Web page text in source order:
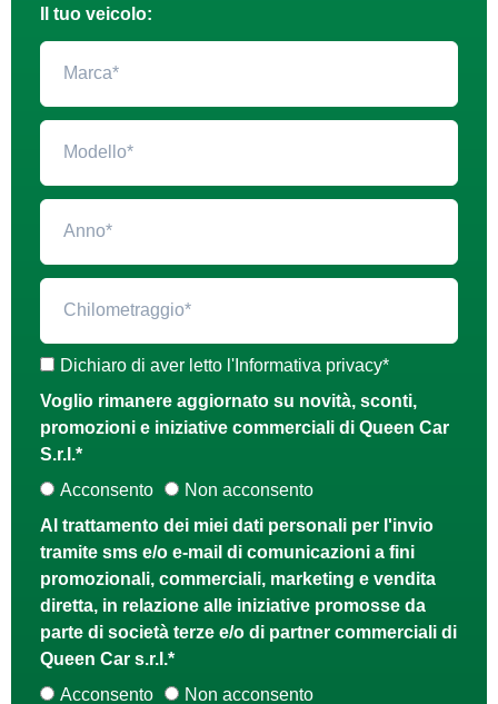
Il tuo veicolo:
Dichiaro di aver letto l'Informativa privacy*
Voglio rimanere aggiornato su novità, sconti,
promozioni e iniziative commerciali di Queen Car
S.r.l.*
Acconsento
Non acconsento
Al trattamento dei miei dati personali per l'invio
tramite sms e/o e-mail di comunicazioni a fini
promozionali, commerciali, marketing e vendita
diretta, in relazione alle iniziative promosse da
parte di società terze e/o di partner commerciali di
Queen Car s.r.l.*
Acconsento
Non acconsento